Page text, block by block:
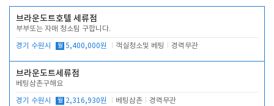
브라운도트호텔 세류점
부부또는 자매 청소팀 구합니다.
경기 수원시 월 5,400,000원 객실청소및 베팅 경력무관
브라운도트세류점
베팅삼촌구해요
경기 수원시 월 2,316,930원 베팅삼촌 경력무관